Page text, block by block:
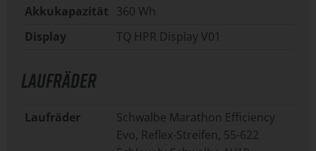
Akkukapazität 360 Wh
Display
TQ HPR Display V01
LAUFRÄDER
Laufräder
Schwalbe Marathon Efficiency
Evo, Reflex-Streifen, 55-622